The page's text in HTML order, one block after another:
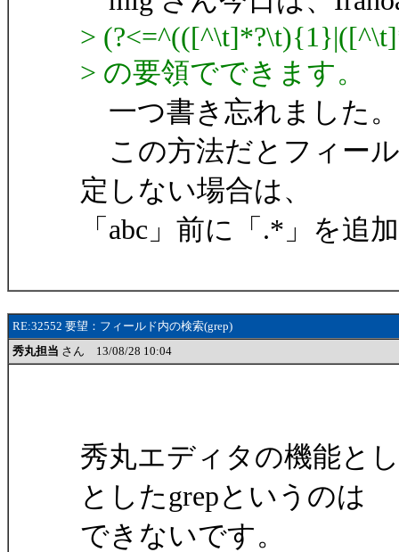
>
> の要領でできます。
一つ書き忘れました。
この方法だとフィー
定しない場合は、
「abc」前に「.*」を追
RE:32552 要望：フィールド内の検索(grep)
秀丸担当 さん 13/08/28 10:04
秀丸エディタの機能と
としたgrepというのは
できないです。